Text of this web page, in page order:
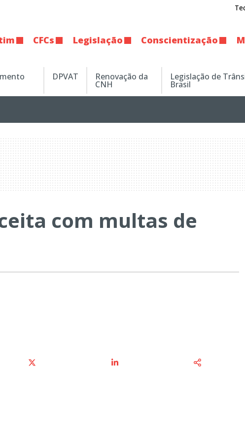
CFCs Legislação Conscientização
DPVAT Renovação da
CNH
Legislação de
Brasil
com multas de